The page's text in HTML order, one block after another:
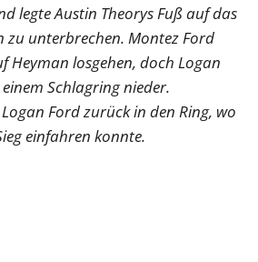
legte Austin Theorys Fuß auf das
zu unterbrechen. Montez Ford
Heyman losgehen, doch Logan
Schlagring nieder.
Ford zurück in den Ring, wo
einfahren konnte.